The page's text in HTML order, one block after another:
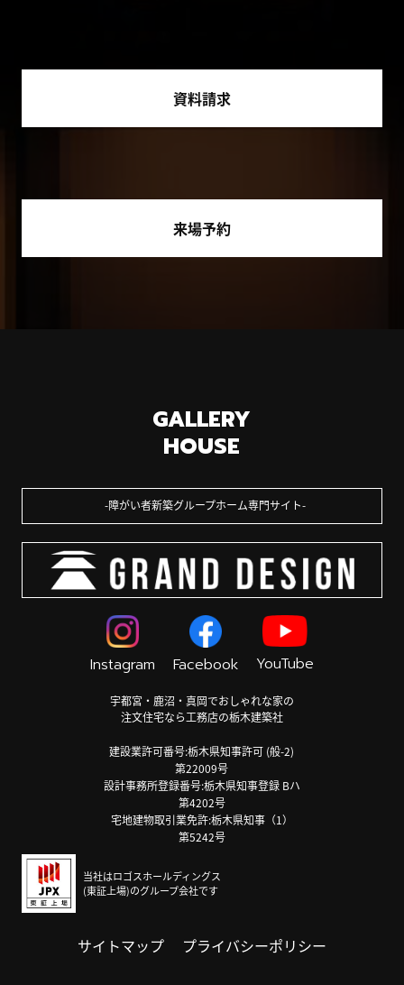
資料請求
来場予約
GALLERY
HOUSE
障がい者新築グループホーム専門サイト
Instagram Facebook YouTube
宇都宮・鹿沼・真岡でおしゃれな家の
注文住宅なら工務店の栃木建築社
建設業許可番号:栃木県知事許可 (般-2)
第22009号
設計事務所登録番号:栃木県知事登録 Bハ
第4202号
宅地建物取引業免許:栃木県知事（1）
第5242号
当社はロゴスホールディングス
(東証上場)のグループ会社です
サイトマップ プライバシーポリシー